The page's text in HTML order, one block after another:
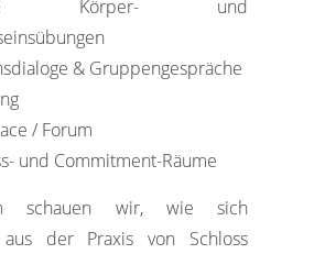
Körper- und
& Gruppengespräche
/ Forum
und Commitment-Räume
schauen wir, wie sich
aus der Praxis von Schloss